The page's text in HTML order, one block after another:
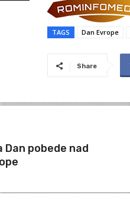
TAGS Dan Evrope
Share
Dan pobede nad